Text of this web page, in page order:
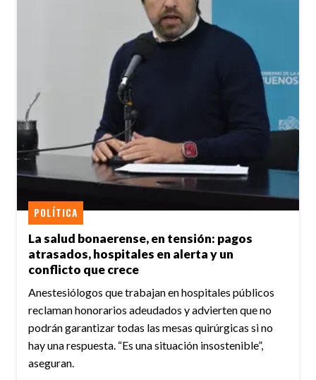
La salud bonaerense, en tensión: pagos
atrasados, hospitales en alerta y un
conflicto que crece
POLÍTICA
Anestesiólogos que trabajan en hospitales públicos
reclaman honorarios adeudados y advierten que no
podrán garantizar todas las mesas quirúrgicas si no
hay una respuesta. “Es una situación insostenible”,
aseguran.